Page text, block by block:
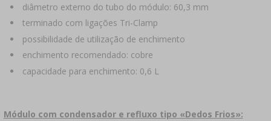
diâmetro externo do tubo do módulo: 60,3 mm
terminado com ligações Tri-Clamp
possibilidade de utilização de enchimento
enchimento recomendado: cobre
capacidade para enchimento: 0,6 L
Módulo com condensador e refluxo tipo «Dedos Frios»: